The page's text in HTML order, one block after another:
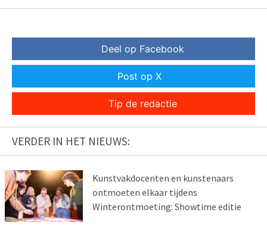
Deel op Facebook
Post op X
Tip de redactie
VERDER IN HET NIEUWS:
Kunstvakdocenten en kunstenaars
ontmoeten elkaar tijdens
Winterontmoeting: Showtime editie